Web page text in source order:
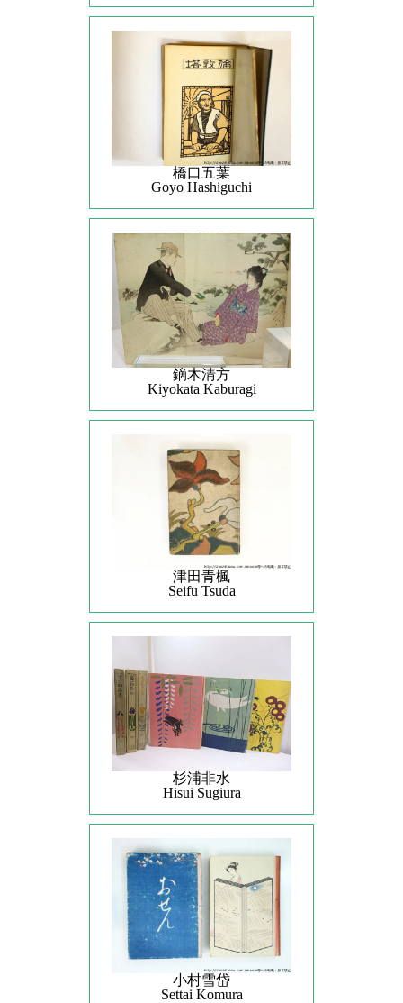
橋口五葉
Goyo Hashiguchi
鏑木清方
Kiyokata Kaburagi
津田青楓
Seifu Tsuda
杉浦非水
Hisui Sugiura
小村雪岱
Settai Komura